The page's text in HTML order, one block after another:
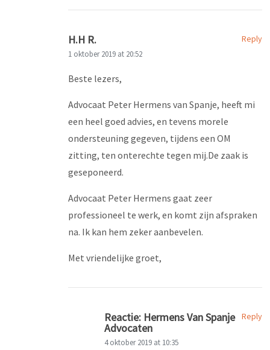
Reply
H.H R.
1 oktober 2019 at 20:52
Beste lezers,
Advocaat Peter Hermens van Spanje, heeft mi
een heel goed advies, en tevens morele
ondersteuning gegeven, tijdens een OM
zitting, ten onterechte tegen mij.De zaak is
geseponeerd.
Advocaat Peter Hermens gaat zeer
professioneel te werk, en komt zijn afspraken
na. Ik kan hem zeker aanbevelen.
Met vriendelijke groet,
Reply
Reactie: Hermens Van Spanje
Advocaten
4 oktober 2019 at 10:35